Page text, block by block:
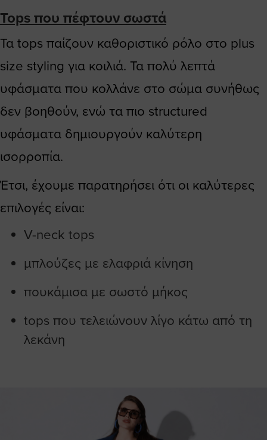
Tops που πέφτουν σωστά
Τα tops παίζουν καθοριστικό ρόλο στο plus
size styling για κοιλιά. Τα πολύ λεπτά
υφάσματα που κολλάνε στο σώμα συνήθως
δεν βοηθούν, ενώ τα πιο structured
υφάσματα δημιουργούν καλύτερη
ισορροπία.
Έτσι, έχουμε παρατηρήσει ότι οι καλύτερες
επιλογές είναι:
V-neck tops
μπλούζες με ελαφριά κίνηση
πουκάμισα με σωστό μήκος
tops που τελειώνουν λίγο κάτω από τη
λεκάνη